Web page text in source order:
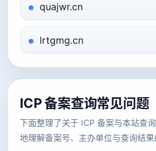
quajwr.cn
lrtgmg.cn
ICP 备案查询常见问题
下面整理了关于 ICP 备案与本站查
地理解备案号、主办单位与查询结果